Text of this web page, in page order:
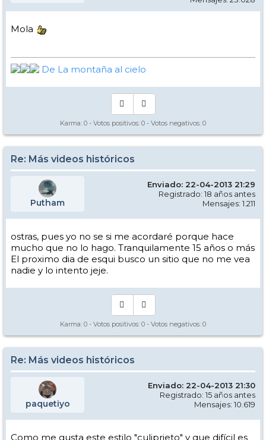
Mola
De La montaña al cielo
Karma: 0 - Votos positivos: 0 - Votos negativos: 0
Re: Más videos históricos
Putham
Enviado: 22-04-2013 21:29
Registrado: 18 años antes
Mensajes: 1.211
ostras, pues yo no se si me acordaré porque hace
mucho que no lo hago. Tranquilamente 15 años o más
El proximo dia de esqui busco un sitio que no me vea
nadie y lo intento jeje.
Karma: 0 - Votos positivos: 0 - Votos negativos: 0
Re: Más videos históricos
paquetiyo
Enviado: 22-04-2013 21:30
Registrado: 15 años antes
Mensajes: 10.619
Como me gusta este estilo "culiprieto" y que difícil es